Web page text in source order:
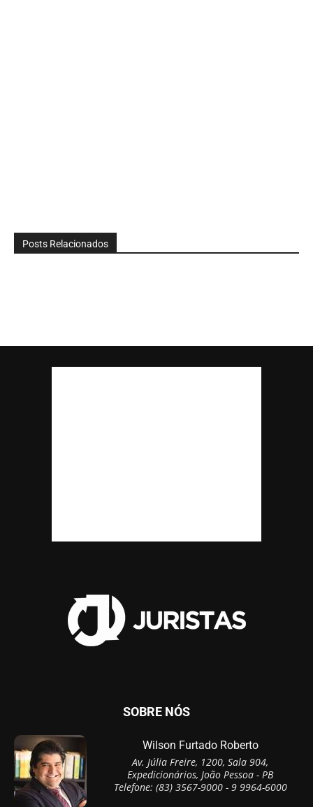
Posts Relacionados
SOBRE NÓS
Wilson Furtado Roberto
Av. Júlia Freire, 1200, Sala 904,
Expedicionários, João Pessoa - PB
Telefone: (83) 3567-9000 - 9 9964-6000